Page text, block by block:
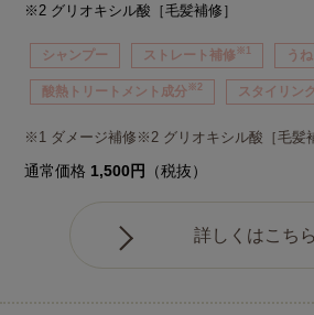
※2 グリオキシル酸［毛髪補修］
シャンプー ストレート補修※1 う
酸熱トリートメント成分※2 スタイリン
※1 ダメージ補修※2 グリオキシル酸［毛髪
通常価格 1,500円 （税抜）
詳しくはこちら